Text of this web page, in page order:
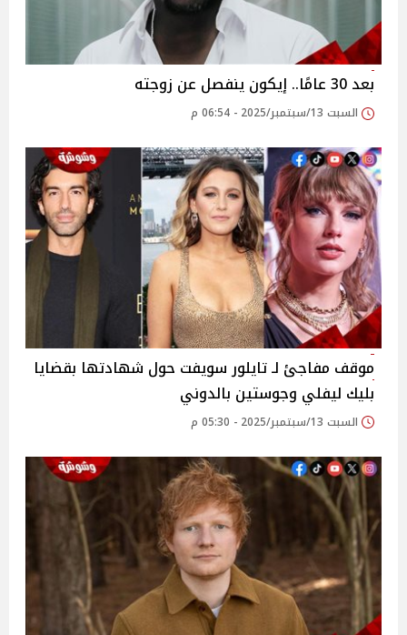
بعد 30 عامًا.. إيكون ينفصل عن زوجته
السبت 13/سبتمبر/2025 - 06:54 م
موقف مفاجئ لـ تايلور سويفت حول شهادتها بقضايا
بليك ليفلي وجوستين بالدوني
السبت 13/سبتمبر/2025 - 05:30 م